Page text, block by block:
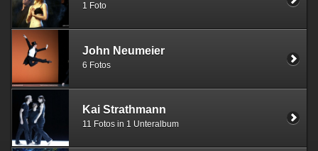
1 Foto
John Neumeier
6 Fotos
Kai Strathmann
11 Fotos in 1 Unteralbum